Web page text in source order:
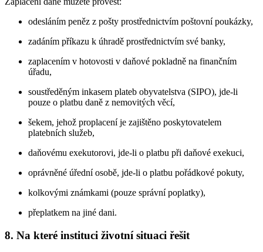
odesláním peněz z pošty prostřednictvím poštovní poukázky,
zadáním příkazu k úhradě prostřednictvím své banky,
zaplacením v hotovosti v daňové pokladně na finančním
úřadu,
soustředěným inkasem plateb obyvatelstva (SIPO), jde-li
pouze o platbu daně z nemovitých věcí,
šekem, jehož proplacení je zajištěno poskytovatelem
platebních služeb,
daňovému exekutorovi, jde-li o platbu při daňové exekuci,
oprávněné úřední osobě, jde-li o platbu pořádkové pokuty,
kolkovými známkami (pouze správní poplatky),
přeplatkem na jiné dani.
8. Na které instituci životní situaci řešit